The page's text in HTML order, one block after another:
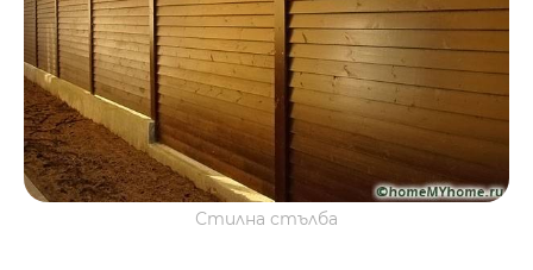
Стилна стълба